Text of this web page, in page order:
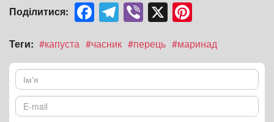
Поділитися: FacebookTelegramViber X
Теги: #капуста #часник #перець #маринад